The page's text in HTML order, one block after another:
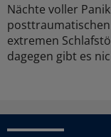
Nächte voller
extremen
dagegen gibt es